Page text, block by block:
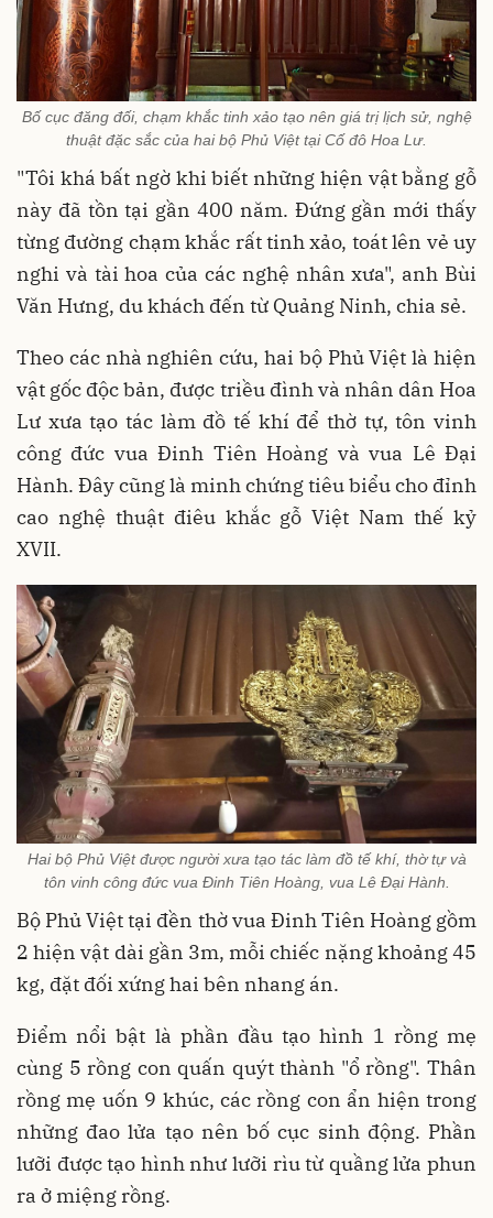
Bố cục đăng đối, chạm khắc tinh xảo tạo nên giá trị lịch sử, nghệ
thuật đặc sắc của hai bộ Phủ Việt tại Cố đô Hoa Lư.
"Tôi khá bất ngờ khi biết những hiện vật bằng gỗ
này đã tồn tại gần 400 năm. Đứng gần mới thấy
từng đường chạm khắc rất tinh xảo, toát lên vẻ uy
nghi và tài hoa của các nghệ nhân xưa", anh Bùi
Văn Hưng, du khách đến từ Quảng Ninh, chia sẻ.
Theo các nhà nghiên cứu, hai bộ Phủ Việt là hiện
vật gốc độc bản, được triều đình và nhân dân Hoa
Lư xưa tạo tác làm đồ tế khí để thờ tự, tôn vinh
công đức vua Đinh Tiên Hoàng và vua Lê Đại
Hành. Đây cũng là minh chứng tiêu biểu cho đỉnh
cao nghệ thuật điêu khắc gỗ Việt Nam thế kỷ
XVII.
Hai bộ Phủ Việt được người xưa tạo tác làm đồ tế khí, thờ tự và
tôn vinh công đức vua Đinh Tiên Hoàng, vua Lê Đại Hành.
Bộ Phủ Việt tại đền thờ vua Đinh Tiên Hoàng gồm
2 hiện vật dài gần 3m, mỗi chiếc nặng khoảng 45
kg, đặt đối xứng hai bên nhang án.
Điểm nổi bật là phần đầu tạo hình 1 rồng mẹ
cùng 5 rồng con quấn quýt thành "ổ rồng". Thân
rồng mẹ uốn 9 khúc, các rồng con ẩn hiện trong
những đao lửa tạo nên bố cục sinh động. Phần
lưỡi được tạo hình như lưỡi rìu từ quầng lửa phun
ra ở miệng rồng.